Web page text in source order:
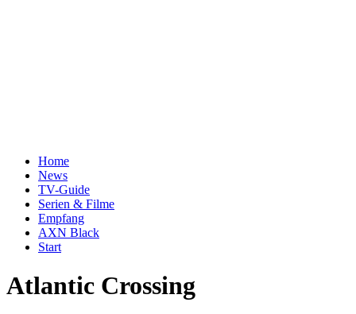
Home
News
TV-Guide
Serien & Filme
Empfang
AXN Black
Start
Atlantic Crossing